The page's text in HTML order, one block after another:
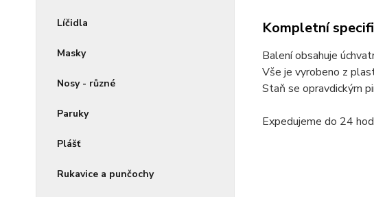
Líčidla
Masky
Nosy - různé
Paruky
Plášť
Rukavice a punčochy
Kompletní
Balení obsahuje
Vše je vyrobeno z
Staň se opravdickým
Expedujeme do 24